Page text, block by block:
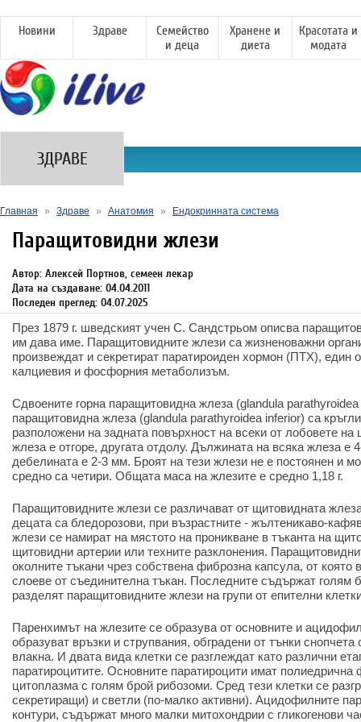
Новини Здраве
Семейство
и деца
Хранене и
диета
Красотата и
модата
ЗДРАВЕ
Главная » Здраве » Анатомия » Ендокринната система
Паращитовидни жлези
Автор: Алексей Портнов, семеен лекар
Дата на създаване: 04.04.2011
Последен преглед: 04.07.2025
През 1879 г. шведският учен С. Сандстрьом описва
им дава име. Паращитовидните жлези са жизненоважни
произвеждат и секретират паратироиден хормон (ПТХ), един
калциевия и фосфорния метаболизъм.
Сдвоените горна паращитовидна жлеза (glandula
паращитовидна жлеза (glandula parathyroidea inferior) са
разположени на задната повърхност на всеки от лобовете
жлеза е отгоре, другата отдолу. Дължината на всяка жлеза
дебелината е 2-3 мм. Броят на тези жлези не е постоянен и
средно са четири. Общата маса на жлезите е средно 1,18 г.
Паращитовидните жлези се различават от щитовидната
децата са бледорозови, при възрастните - жълтеникаво-
жлези се намират на мястото на проникване в тъканта на
щитовидни артерии или техните разклонения.
околните тъкани чрез собствена фиброзна капсула, от която
слоеве от съединителна тъкан. Последните съдържат голям
разделят паращитовидните жлези на групи от епителни
Паренхимът на жлезите се образува от основните и
образуват връзки и струпвания, обградени от тънки
влакна. И двата вида клетки се разглеждат като различни
паратироцитите. Основните паратироцити имат
цитоплазма с голям брой рибозоми. Сред тези клетки се
секретиращи) и светли (по-малко активни). Ацидофилните
контури, съдържат много малки митохондрии с гликогенови